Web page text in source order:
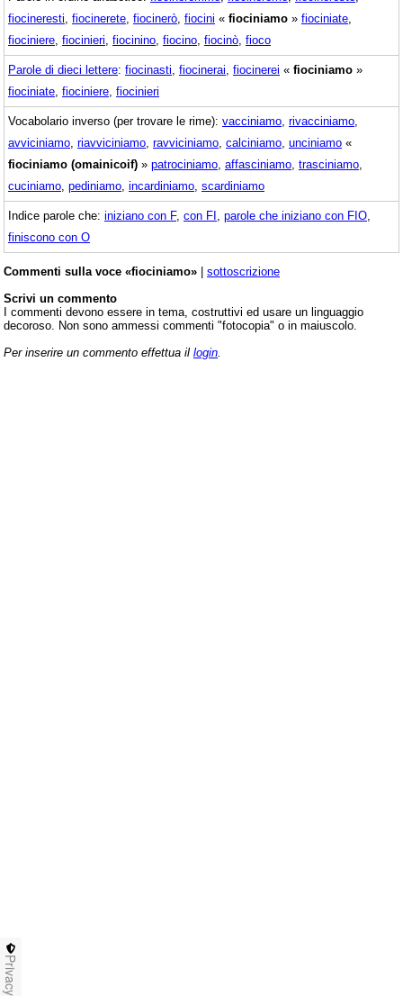
fiocineresti fiocinerete fiocinerò fiocini « fiociniamo » fiociniate
fiociniere fiocinieri fiocinino fiocino fiocinò fioco
Parole di dieci lettere: fiocinasti fiocinerai fiocinerei « fiociniamo »
fiociniate fiociniere fiocinieri
Vocabolario inverso (per trovare le rime): vacciniamo rivacciniamo
avviciniamo riavviciniamo ravviciniamo calciniamo unciniamo «
fiociniamo (omainicoif) » patrociniamo affasciniamo trasciniamo
cuciniamo pediniamo incardiniamo scardiniamo
Indice parole che: iniziano con F, con FI parole che iniziano con FIO
finiscono con O
Commenti sulla voce «fiociniamo» | sottoscrizione
Scrivi un commento
I commenti devono essere in tema, costruttivi ed usare un linguaggio
decoroso. Non sono ammessi commenti "fotocopia" o in maiuscolo.
Per inserire un commento effettua il login
Privacy